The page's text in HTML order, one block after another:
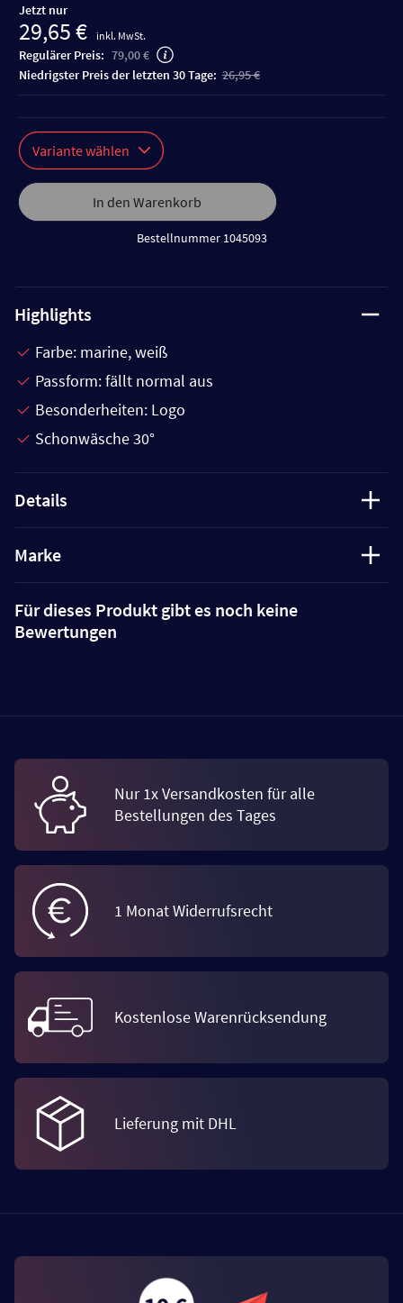
Jetzt nur
29,65 € inkl. MwSt.
Regulärer Preis: 79,00 €
niedrigster Preis der letzten 30 Tage: 26,95 €
Variante wählen
In den Warenkorb
Bestellnummer 1045093
Highlights
Farbe: marine, weiß
Passform: fällt normal aus
Besonderheiten: Logo
Schonwäsche 30°
Details
Marke
Für dieses Produkt gibt es noch keine
Bewertungen
Nur 1x Versandkosten für alle
Bestellungen des Tages
1 Monat Widerrufsrecht
Kostenlose Warenrücksendung
Lieferung mit DHL